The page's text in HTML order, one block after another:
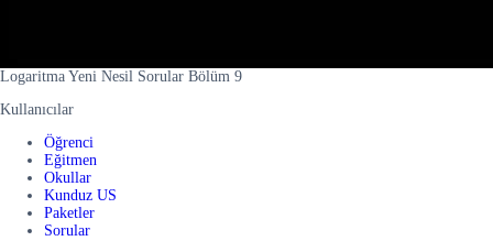
Logaritma Yeni Nesil Sorular Bölüm 9
Kullanıcılar
Öğrenci
Eğitmen
Okullar
Kunduz US
Paketler
Sorular